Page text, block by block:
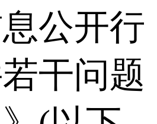
公开行
干问题